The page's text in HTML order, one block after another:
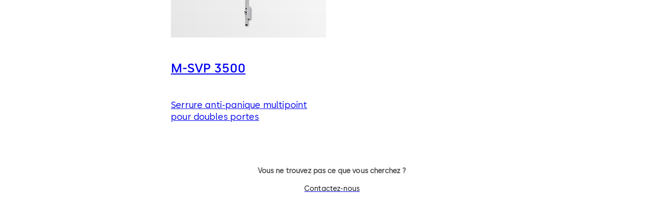
M-SVP 3500
Serrure anti-panique multipoint
pour doubles portes
Vous ne trouvez pas ce que vous cherchez ?
Contactez-nous